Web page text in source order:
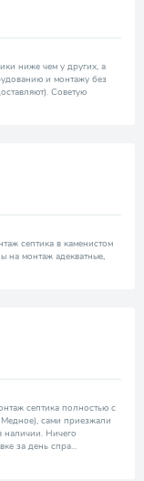
ниже чем у других, а
и монтажу без
Советую
септика в каменистом
на монтаж адекватные,
септика полностью с
Медное), сами приезжали
наличии. Ничего
за день спра...